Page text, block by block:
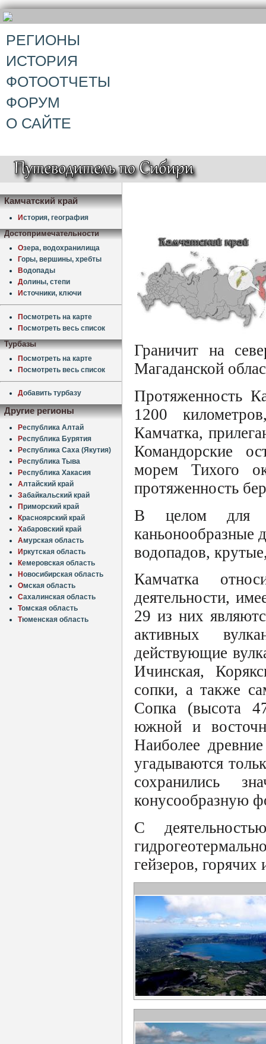
РЕГИОНЫ
ИСТОРИЯ
ФОТООТЧЕТЫ
ФОРУМ
О САЙТЕ
Камчатский край
История, география
Достопримечательности
Озера, водохранилища
Горы, вершины, хребты
Водопады
Долины, степи
Источники, ключи
Посмотреть на карте
Посмотреть весь список
Турбазы
Посмотреть на карте
Посмотреть весь список
Добавить турбазу
Другие регионы
Республика Алтай
Республика Бурятия
Республика Саха (Якутия)
Республика Тыва
Республика Хакасия
Алтайский край
Забайкальский край
Приморский край
Красноярский край
Хабаровский край
Амурская область
Иркутская область
Кемеровская область
Новосибирская область
Омская область
Сахалинская область
Томская область
Тюменская область
Граничит на
Магаданской
Протяженность
1200
Камчатка,
Командорские
морем Тихого
протяженность
В целом для
каньонообразные
водопадов,
Камчатка
деятельности,
29 из них
активных
действующие
Ичинская,
сопки, а также
Сопка (высота
южной и
Наиболее
угадываются
сохранились
конусообразную
С
гейзеров, горячих